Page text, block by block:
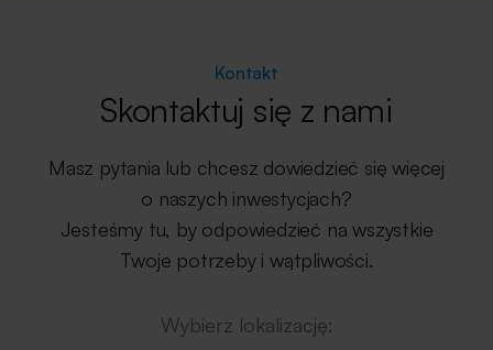
Kontakt
Skontaktuj się z nami
Masz pytania lub chcesz dowiedzieć się więcej
o naszych inwestycjach?
Jesteśmy tu, by odpowiedzieć na wszystkie
Twoje potrzeby i wątpliwości.
Wybierz lokalizację: